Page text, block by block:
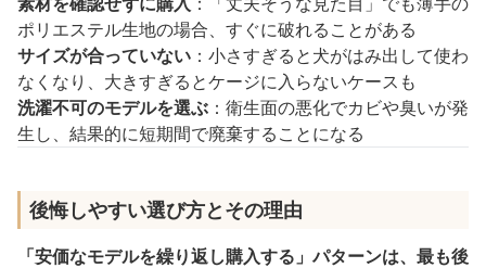
ポリエステル生地の場合、すぐに破れることがある
サイズが合っていない ：小さすぎると犬がはみ出して使わ
なくなり、大きすぎるとケージに入らないケースも
洗濯不可のモデルを選ぶ ：衛生面の悪化でカビや臭いが発
生し、結果的に短期間で廃棄することになる
後悔しやすい選び方とその理由
「安価なモデルを繰り返し購入する」パターンは、最も後